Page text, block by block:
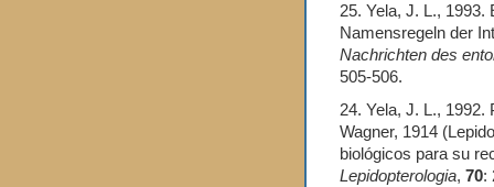
25. Yela, J. L., 1993.
Namensregeln der
Nachrichten des
505-506.
24. Yela, J. L.,
Wagner, 1914
biológicos para su
Lepidopterologia, 70: